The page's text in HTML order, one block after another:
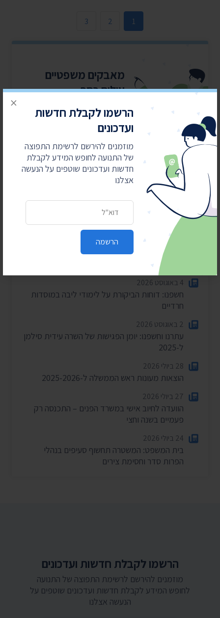
הרשמו לקבלת חדשות
ועדכונים
מוזמנים להירשם לרשימת התפוצה
של התנועה לחופש המידע לקבלת
חדשות ועדכונים שוטפים על הנעשה
אצלנו
הרשמה
×
1
2
3
מאבקים משפטיים
עולים כסף
התנועה לחופש המידע מובילה
את מהפכת השקיפות ומחזירה
את המידע לציבור. כדי שנוכל
להמשיך אנחנו זקוקים
לתמיכתם
חדשות אחרונות
4 באוגוסט 2026
חשפנו: דוחות הביקורת על לימודי ליבה במוסדות
חרדיים
2 באוגוסט 2026
עתרנו וחשפנו: יומן הפגישות של השרה עידית סילמן
ל-2025
28 ביולי 2026
הוצאות מעונות ראש הממשלה ל-2025-2026
27 ביולי 2026
הוועדה לחיוב אישי במשרד הפנים – התכנסה רק
פעמיים בשנה וחצי
24 ביולי 2026
בית המשפט: המשטרה תחשוף סעיפים בנהלי
הפרות סדר וחסימת צירים
הרשמו לקבלת חדשות ועדכונים
מוזמנים להירשם לרשימת התפוצה של התנועה
לחופש המידע לקבלת חדשות ועדכונים שוטפים על
הנעשה אצלנו